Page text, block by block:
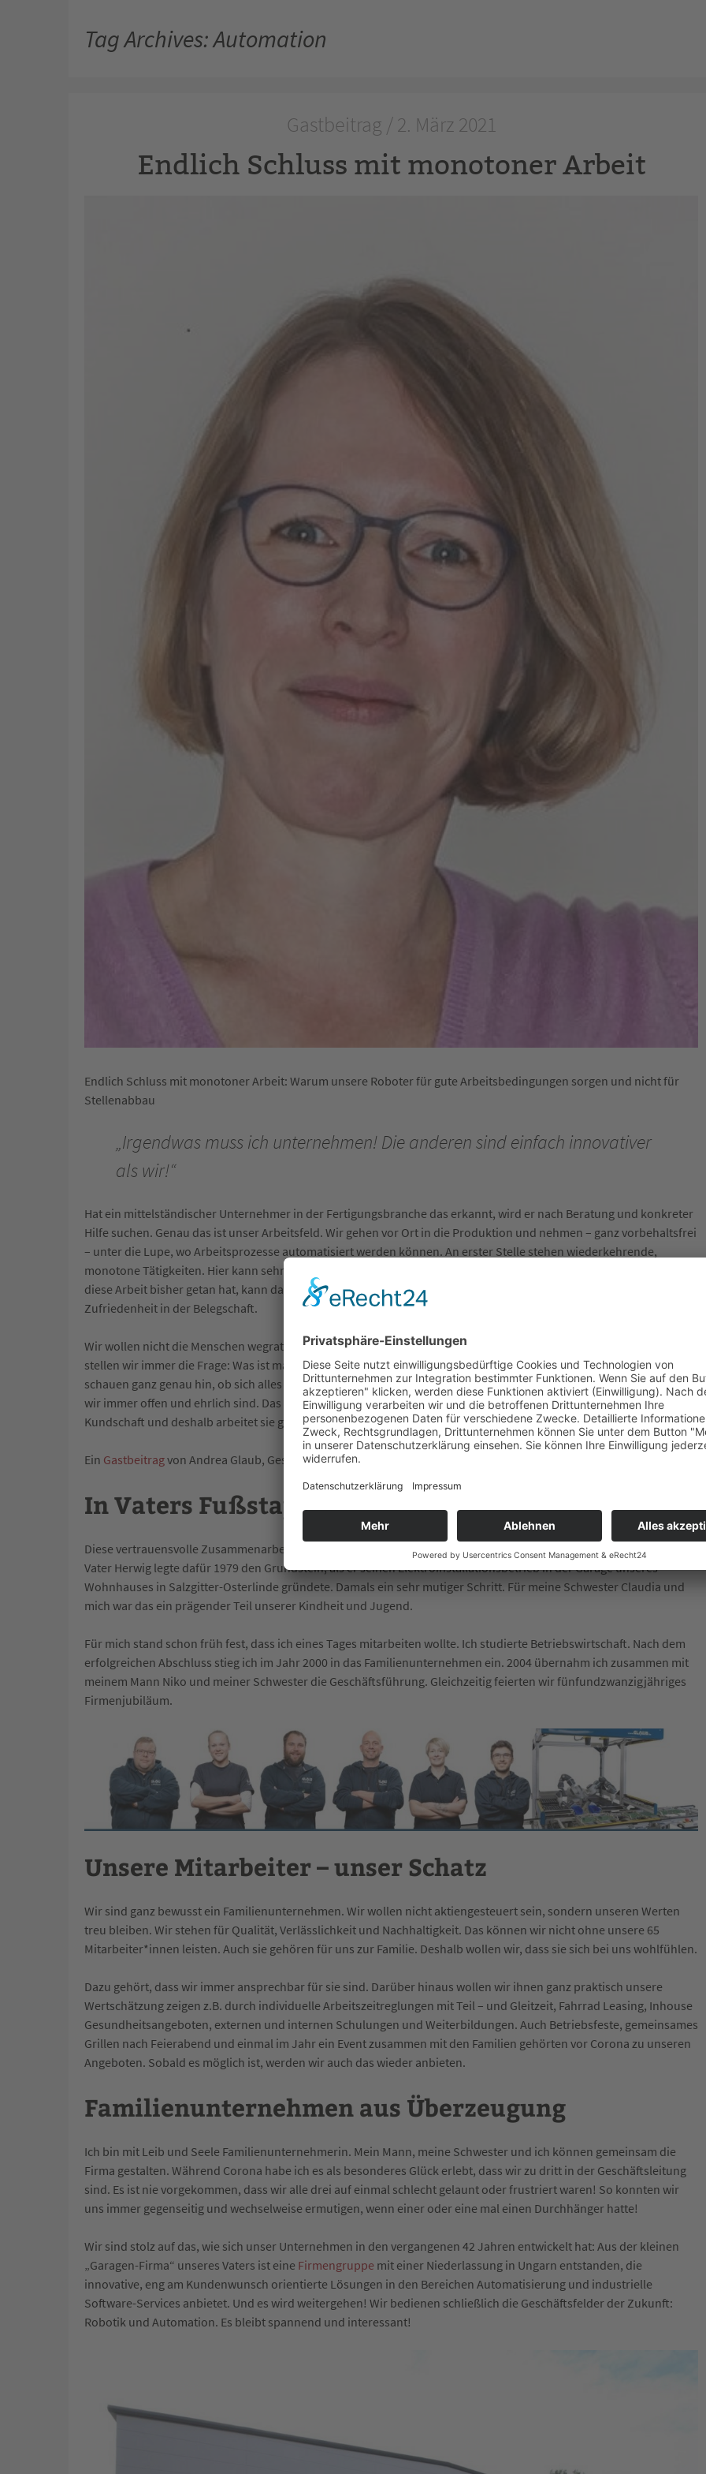
Tag Archives: Automation
Gastbeitrag / 2. März 2021
Endlich Schluss mit monotoner Arbeit
Endlich Schluss mit monotoner Arbeit: Warum unsere Roboter für gute Arbeitsbedingungen sorgen und nicht für
Stellenabbau
„Irgendwas muss ich unternehmen! Die anderen sind einfach innovativer
als wir!“
Hat ein mittelständischer Unternehmer in der Fertigungsbranche das erkannt, wird er nach Beratung und konkreter
Hilfe suchen. Genau das ist unser Arbeitsfeld. Wir gehen vor Ort in die Produktion und nehmen – ganz vorbehaltsfrei
– unter die Lupe, wo Arbeitsprozesse automatisiert werden können. An erster Stelle stehen wiederkehrende,
monotone Tätigkeiten. Hier kann sehr gut ein Roboter eingesetzt werden. Der Mitarbeiter oder die Mitarbeiterin, die
diese Arbeit bisher getan hat, kann dann für abwechslungsreichere Arbeiten eingesetzt werden. Das sorgt für mehr
Zufriedenheit in der Belegschaft.
Wir wollen nicht die Menschen wegrationalisieren, das stünde gegen unsere ethischen Vorstellungen. Deshalb
stellen wir immer die Frage: Was ist machbar und sinnvoll? Automatisierung um jeden Preis gibt es bei uns nicht. Wir
schauen ganz genau hin, ob sich alles in jede Richtung rechnet. Es gehört ebenfalls zu unseren Grundsätzen, dass
wir immer offen und ehrlich sind. Das Vertrauen unserer Kunden ist uns extrem wichtig. Das schätzt unsere
Kundschaft und deshalb arbeitet sie gerne mit uns zusammen.
Ein Gastbeitragvon Andrea Glaub, GeschäftsleiterinGlaub Unternehmensgruppe
In Vaters Fußstapfen
Diese vertrauensvolle Zusammenarbeit zieht sich durch unsere mehr als vierzigjährige Firmengeschichte . Unser
Vater Herwig legte dafür 1979 den Grundstein, als er seinen Elektroinstallationsbetrieb in der Garage unseres
Wohnhauses in Salzgitter-Osterlinde gründete. Damals ein sehr mutiger Schritt. Für meine Schwester Claudia und
mich war das ein prägender Teil unserer Kindheit und Jugend.
Für mich stand schon früh fest, dass ich eines Tages mitarbeiten wollte. Ich studierte Betriebswirtschaft. Nach dem
erfolgreichen Abschluss stieg ich im Jahr 2000 in das Familienunternehmen ein. 2004 übernahm ich zusammen mit
meinem Mann Niko und meiner Schwester die Geschäftsführung. Gleichzeitig feierten wir fünfundzwanzigjähriges
Firmenjubiläum.
Unsere Mitarbeiter – unser Schatz
Wir sind ganz bewusst ein Familienunternehmen. Wir wollen nicht aktiengesteuert sein, sondern unseren Werten
treu bleiben. Wir stehen für Qualität, Verlässlichkeit und Nachhaltigkeit. Das können wir nicht ohne unsere 65
Mitarbeiter*innen leisten. Auch sie gehören für uns zur Familie. Deshalb wollen wir, dass sie sich bei uns wohlfühlen.
Dazu gehört, dass wir immer ansprechbar für sie sind. Darüber hinaus wollen wir ihnen ganz praktisch unsere
Wertschätzung zeigen z.B. durch individuelle Arbeitszeitreglungen mit Teil – und Gleitzeit, Fahrrad Leasing, Inhouse
Gesundheitsangeboten, externen und internen Schulungen und Weiterbildungen. Auch Betriebsfeste, gemeinsames
Grillen nach Feierabend und einmal im Jahr ein Event zusammen mit den Familien gehörten vor Corona zu unseren
Angeboten. Sobald es möglich ist, werden wir auch das wieder anbieten.
Familienunternehmen aus Überzeugung
Ich bin mit Leib und Seele Familienunternehmerin. Mein Mann, meine Schwester und ich können gemeinsam die
Firma gestalten. Während Corona habe ich es als besonderes Glück erlebt, dass wir zu dritt in der Geschäftsleitung
sind. Es ist nie vorgekommen, dass wir alle drei auf einmal schlecht gelaunt oder frustriert waren! So konnten wir
uns immer gegenseitig und wechselweise ermutigen, wenn einer oder eine mal einen Durchhänger hatte!
Wir sind stolz auf das, wie sich unser Unternehmen in den vergangenen 42 Jahren entwickelt hat: Aus der kleinen
„Garagen-Firma“ unseres Vaters ist eine Firmengruppe mit einer Niederlassung in Ungarn entstanden, die
innovative, eng am Kundenwunsch orientierte Lösungen in den Bereichen Automatisierung und industrielle
Software-Services anbietet. Und es wird weitergehen! Wir bedienen schließlich die Geschäftsfelder der Zukunft:
Robotik und Automation. Es bleibt spannend und interessant!